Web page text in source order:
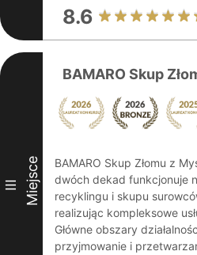
8.6
III Miejsce
BAMARO Skup
BAMARO Skup Złomu z
dwóch dekad funkcjonuje
recyklingu i skupu
realizując kompleksowe
Główne obszary
przyjmowanie i